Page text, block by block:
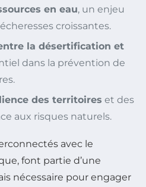
en eau, un enjeu
croissantes.
la désertification et
dans la prévention de
des territoires et des
aux risques naturels.
avec le
font partie d’une
nécessaire pour engager